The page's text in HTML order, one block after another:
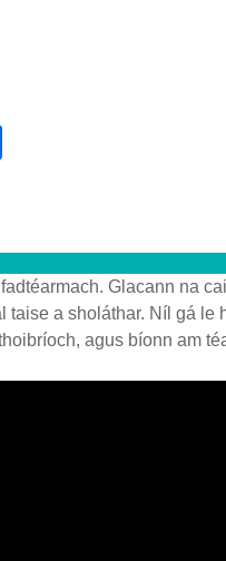
Share
Glacann na
taise a sholáthar. Níl gá le
agus bíonn am